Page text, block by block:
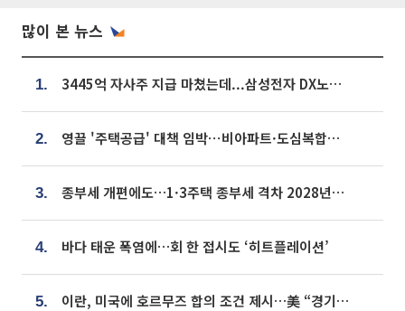
많이 본 뉴스
1. 3445억 자사주 지급 마쳤는데...삼성전자 DX노조, 뒤늦은 '떼쓰기 집회'
2. 영끌 '주택공급' 대책 임박⋯비아파트·도심복합까지 총동원
3. 종부세 개편에도…1·3주택 종부세 격차 2028년부터 확대
4. 바다 태운 폭염에…회 한 접시도 ‘히트플레이션’
5. 이란, 미국에 호르무즈 합의 조건 제시…美 “경기 아직 안 끝나” [종합]